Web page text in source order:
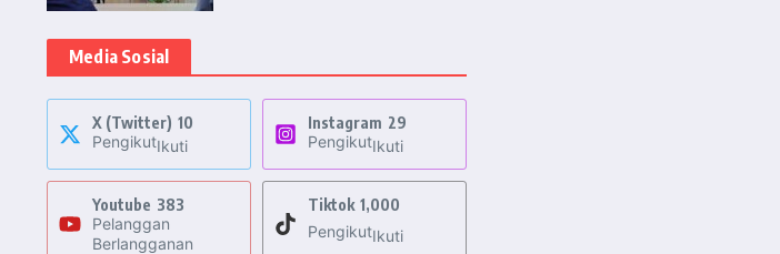
Media Sosial
X (Twitter) 10
PengikutIkuti
Instagram 29
PengikutIkuti
Youtube 383
Pelanggan
Berlangganan
Tiktok 1,000
PengikutIkuti